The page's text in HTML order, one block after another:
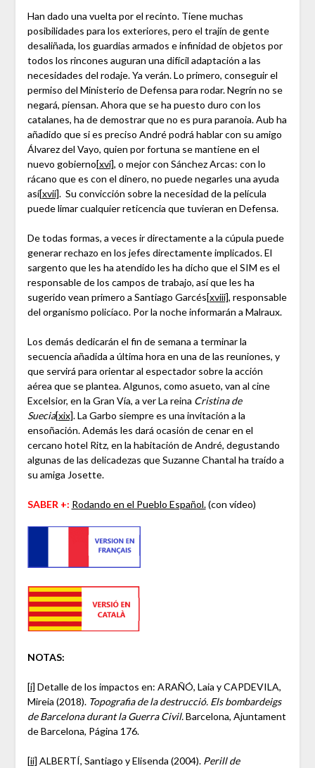
Han dado una vuelta por el recinto. Tiene muchas
posibilidades para los exteriores, pero el trajín de gente
desaliñada, los guardias armados e infinidad de objetos por
todos los rincones auguran una difícil adaptación a las
necesidades del rodaje. Ya verán. Lo primero, conseguir el
permiso del Ministerio de Defensa para rodar. Negrín no se
negará, piensan. Ahora que se ha puesto duro con los
catalanes, ha de demostrar que no es pura paranoia. Aub ha
añadido que si es preciso André podrá hablar con su amigo
Álvarez del Vayo, quien por fortuna se mantiene en el
nuevo gobierno[xvi], o mejor con Sánchez Arcas: con lo
rácano que es con el dinero, no puede negarles una ayuda
así[xvii]. Su convicción sobre la necesidad de la película
puede limar cualquier reticencia que tuvieran en Defensa.
De todas formas, a veces ir directamente a la cúpula puede
generar rechazo en los jefes directamente implicados. El
sargento que les ha atendido les ha dicho que el SIM es el
responsable de los campos de trabajo, así que les ha
sugerido vean primero a Santiago Garcés[xviii], responsable
del organismo policíaco. Por la noche informarán a Malraux.
Los demás dedicarán el fin de semana a terminar la
secuencia añadida a última hora en una de las reuniones, y
que servirá para orientar al espectador sobre la acción
aérea que se plantea. Algunos, como asueto, van al cine
Excelsior, en la Gran Vía, a ver La reina Cristina de
Suecia[xix]. La Garbo siempre es una invitación a la
ensoñación. Además les dará ocasión de cenar en el
cercano hotel Ritz, en la habitación de André, degustando
algunas de las delicadezas que Suzanne Chantal ha traído a
su amiga Josette.
SABER +: Rodando en el Pueblo Español.(con vídeo)
NOTAS:
[i] Detalle de los impactos en: ARAÑÓ, Laia y CAPDEVILA,
Mireia (2018). Topografia de la destrucció. Els bombardeigs
de Barcelona durant la Guerra Civil.Barcelona, Ajuntament
de Barcelona, Página 176.
[ii] ALBERTÍ, Santiago y Elisenda (2004). Perill de